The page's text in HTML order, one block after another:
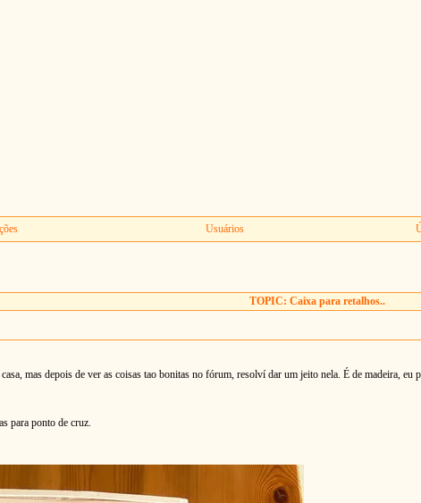
Usuários
TOPIC: Caixa para retalhos..
mas depois de ver as coisas tao bonitas no fórum, resolví dar um jeito nela. É de madeira,
para ponto de cruz.